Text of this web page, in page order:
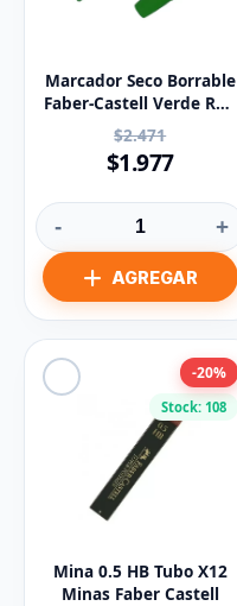
Marcador Seco Borrable
Faber-Castell Verde Ref:
154-V
$2.471
$1.977
- +
Stock: 108
-20%
Mina 0.5 HB Tubo X12
Minas Faber Castell